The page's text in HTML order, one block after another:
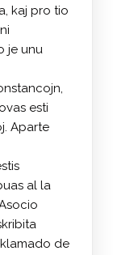
kaj pro tio
je unu
esti
Aparte
al la
de